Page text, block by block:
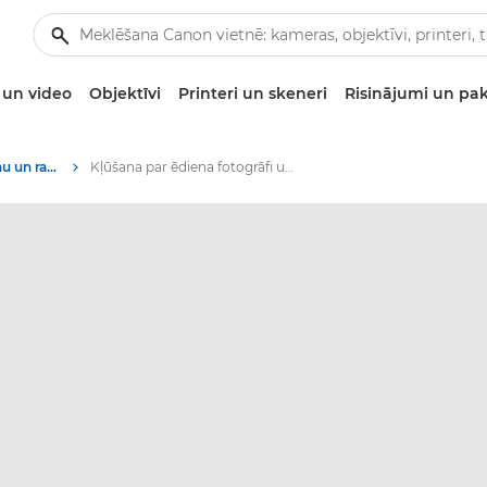
video Objektīvi Printeri un skeneri Risinājumi un
Stāsti par fotografēšanu un radošumu Kļūšana par ēdiena fotogrāfi un influenceri